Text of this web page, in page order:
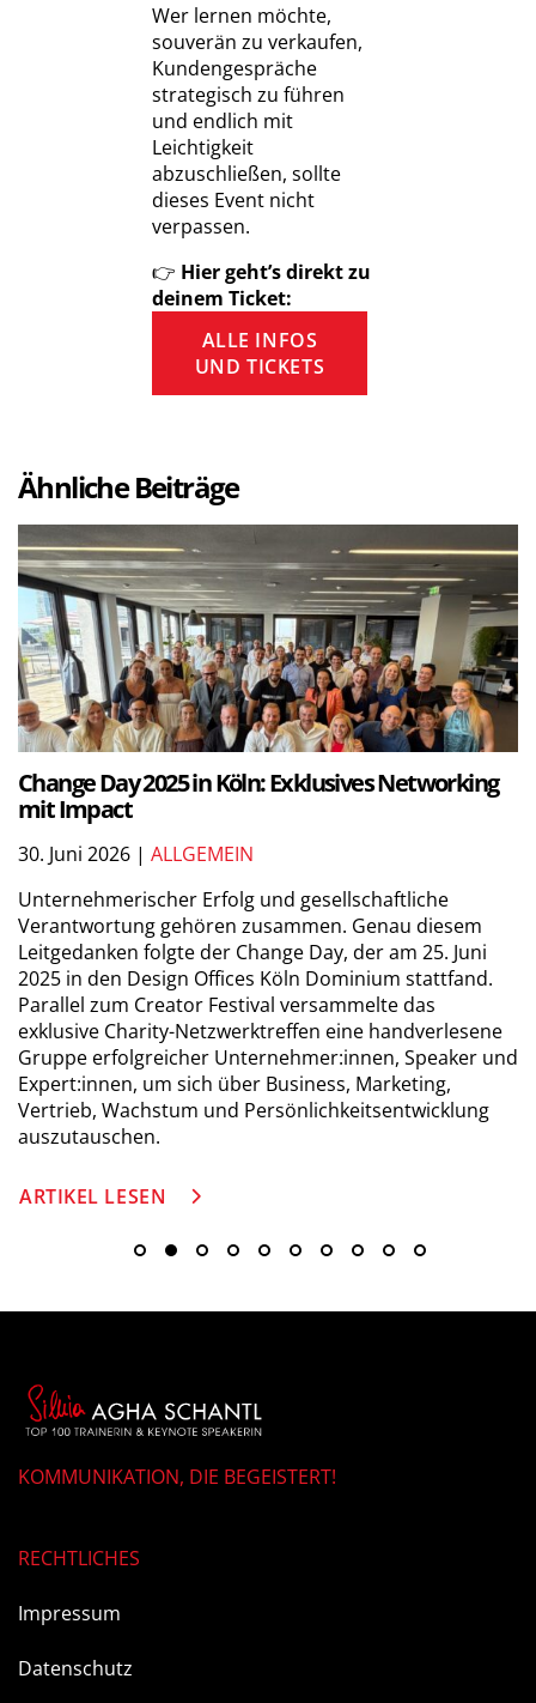
Wer lernen möchte,
souverän zu verkaufen,
Kundengespräche
strategisch zu führen
und endlich mit
Leichtigkeit
abzuschließen, sollte
dieses Event nicht
verpassen.
👉 Hier geht’s direkt zu
deinem Ticket:
ALLE INFOS
UND TICKETS
Ähnliche Beiträge
Change Day 2025 in Köln: Exklusives Networking
mit Impact
30. Juni 2026 | ALLGEMEIN
Unternehmerischer Erfolg und gesellschaftliche
Verantwortung gehören zusammen. Genau diesem
Leitgedanken folgte der Change Day, der am 25. Juni
2025 in den Design Offices Köln Dominium stattfand.
Parallel zum Creator Festival versammelte das
exklusive Charity-Netzwerktreffen eine handverlesene
Gruppe erfolgreicher Unternehmer:innen, Speaker und
Expert:innen, um sich über Business, Marketing,
Vertrieb, Wachstum und Persönlichkeitsentwicklung
auszutauschen.
ARTIKEL LESEN
KOMMUNIKATION, DIE BEGEISTERT!
RECHTLICHES
Impressum
Datenschutz